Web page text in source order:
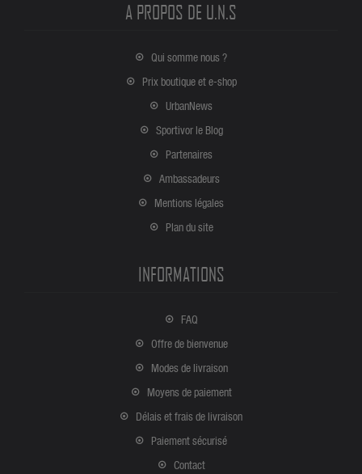
A PROPOS DE U.N.S
Qui somme nous ?
Prix boutique et e-shop
UrbanNews
Sportivor le Blog
Partenaires
Ambassadeurs
Mentions légales
Plan du site
INFORMATIONS
FAQ
Offre de bienvenue
Modes de livraison
Moyens de paiement
Délais et frais de livraison
Paiement sécurisé
Contact